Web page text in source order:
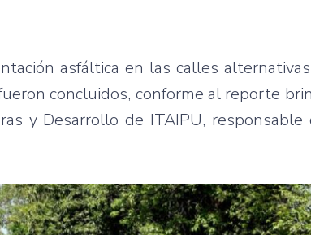
asfáltica en las calles
concluidos, conforme al reporte
y Desarrollo de ITAIPU,